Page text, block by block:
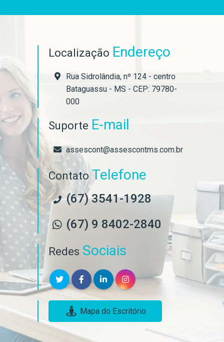
Localização Endereço
Rua Sidrolândia, nº 124 - centro
Bataguassu - MS - CEP: 79780-
000
Suporte E-mail
assescont@assescontms.com.br
Contato Telefone
(67) 3541-1928
(67) 9 8402-2840
Redes Sociais
Mapa do Escritório